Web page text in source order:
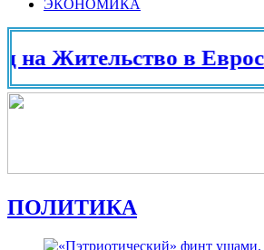
ЭКОНОМИКА
в Евросоюзе
ПОЛИТИКА